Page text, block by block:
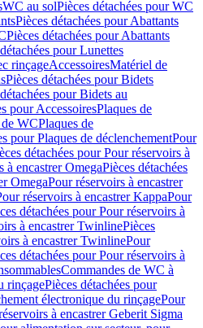
WC au solPièces détachées pour WC
Pièces détachées pour Abattants
Pièces détachées pour Abattants
pour Lunettes
rinçageAccessoiresMatériel de
Pièces détachées pour Bidets
pour Bidets au
pour AccessoiresPlaques de
WCPlaques de
pour Plaques de déclenchementPour
détachées pour Pour réservoirs à
à encastrer OmegaPièces détachées
OmegaPour réservoirs à encastrer
réservoirs à encastrer KappaPour
détachées pour Pour réservoirs à
à encastrer TwinlinePièces
à encastrer TwinlinePour
détachées pour Pour réservoirs à
Commandes de WC à
rinçagePièces détachées pour
électronique du rinçagePour
à encastrer Geberit Sigma